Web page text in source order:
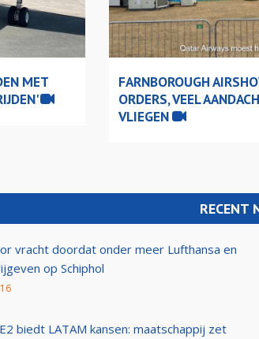
MET
FARNBOROUGH
ORDERS, VEEL
VLIEGEN
RECENT
vracht doordat onder meer Lufthansa en
op Schiphol
biedt LATAM kansen: maatschappij zet